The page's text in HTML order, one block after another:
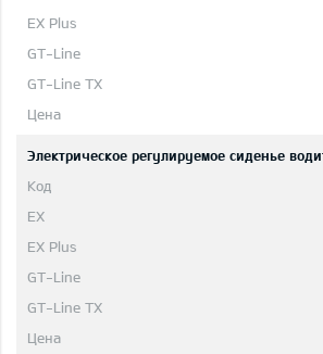
Электрическое регулируемое сиденье